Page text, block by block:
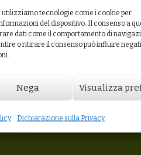
tecnologie come i cookie per
del dispositivo. Il consenso a
dati come il comportamento di
o ritirare il consenso può influire
Nega Visualizza
Dichiarazione sulla Privacy
10 R 17100 SAVONA